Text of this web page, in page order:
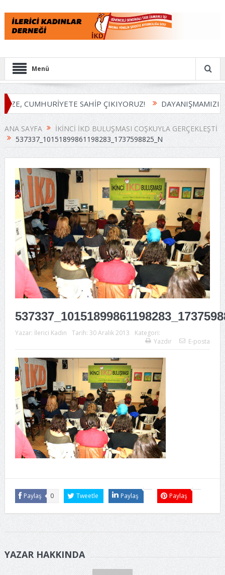
Menü
CUMHURİYETE SAHİP ÇIKIYORUZ! DAYANIŞMAMIZI
ANA SAYFA
İKINCI İKD BULUŞMASI COŞKUYLA GERÇEKLEŞTI
537337_10151899861198283_1737598825_N
Yazar: İlerici Kadın Tarih: 30 Aralık 2013
Kategori:
Yazdır
E-posta
Paylaş 0 Tweetle Paylaş Paylaş
YAZAR HAKKINDA